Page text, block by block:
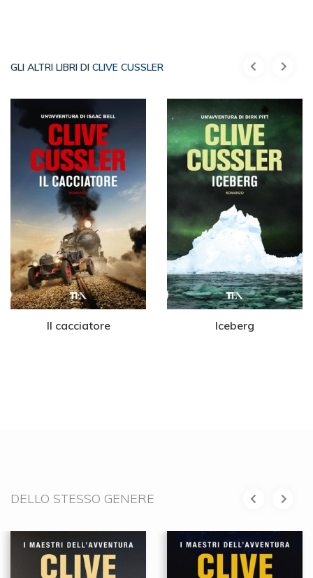
GLI ALTRI LIBRI DI CLIVE CUSSLER
Il cacciatore Iceberg
DELLO STESSO GENERE